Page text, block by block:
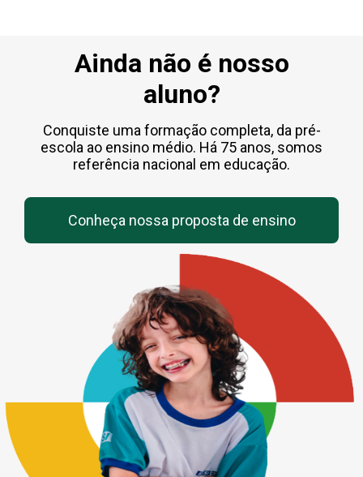
Ainda não é nosso
aluno?
Conquiste uma formação completa, da pré-
escola ao ensino médio. Há 75 anos, somos
referência nacional em educação.
Conheça nossa proposta de ensino